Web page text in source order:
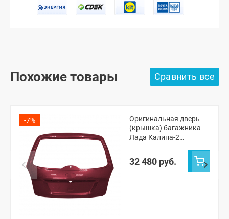
Похожие товары
-7%
Оригинальная дверь
(крышка) багажника
Лада Калина-2
Кросс (Портвейн 192)
32 480 руб.